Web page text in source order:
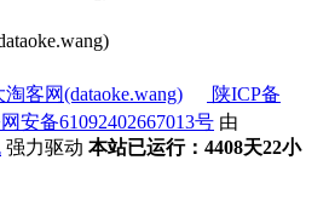
淘客网(dataoke.wang)
陕ICP备
安备61092402667013号 由
强力驱动 本站已运行：4408天22小